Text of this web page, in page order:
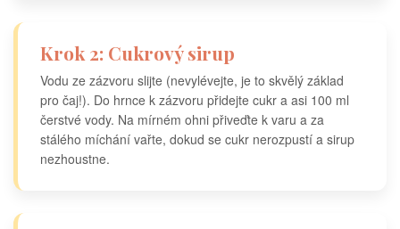
Krok 2: Cukrový sirup
Vodu ze zázvoru slijte (nevylévejte, je to skvělý základ
pro čaj!). Do hrnce k zázvoru přidejte cukr a asi 100 ml
čerstvé vody. Na mírném ohni přiveďte k varu a za
stálého míchání vařte, dokud se cukr nerozpustí a sirup
nezhoustne.